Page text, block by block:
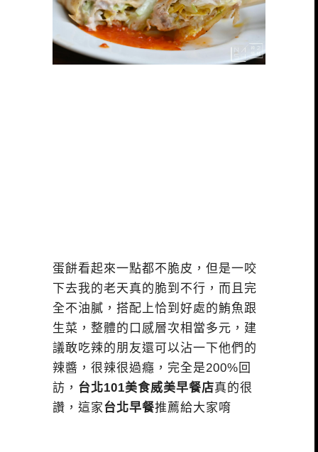
蛋餅看起來一點都不脆皮，但是一咬
下去我的老天真的脆到不行，而且完
全不油膩，搭配上恰到好處的鮪魚跟
生菜，整體的口感層次相當多元，建
議敢吃辣的朋友還可以沾一下他們的
辣醬，很辣很過癮，完全是200%回
訪， 台北101美食威美早餐店真的很
讚，這家台北早餐推薦給大家唷